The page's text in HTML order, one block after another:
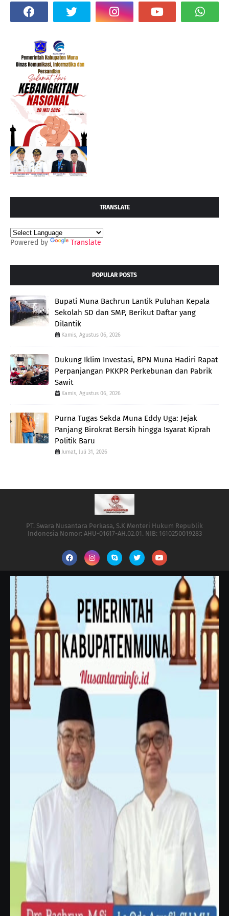
TRANSLATE
Powered by Translate
POPULAR POSTS
Bupati Muna Bachrun Lantik Puluhan Kepala
Sekolah SD dan SMP, Berikut Daftar yang
Dilantik
Kamis, Agustus 06, 2026
Dukung Iklim Investasi, BPN Muna Hadiri Rapat
Perpanjangan PKKPR Perkebunan dan Pabrik
Sawit
Kamis, Agustus 06, 2026
Purna Tugas Sekda Muna Eddy Uga: Jejak
Panjang Birokrat Bersih hingga Isyarat Kiprah
Politik Baru
Jumat, Juli 31, 2026
PT. Swara Nusantara Perkasa, S.K Menteri Hukum Republik
Indonesia Nomor: AHU-01617-AH.02.01. NIB: 1610250019283